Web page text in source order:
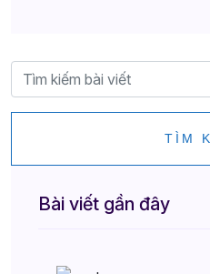
TÌM
Bài viết gần đây